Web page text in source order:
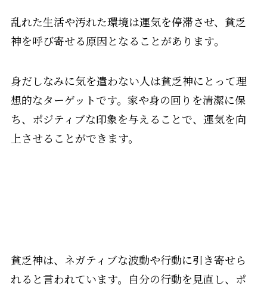
乱れた生活や汚れた環境は運気を停滞させ、貧乏
神を呼び寄せる原因となることがあります。
身だしなみに気を遣わない人は貧乏神にとって理
想的なターゲットです。家や身の回りを清潔に保
ち、ポジティブな印象を与えることで、運気を向
上させることができます。
貧乏神は、ネガティブな波動や行動に引き寄せら
れると言われています。自分の行動を見直し、ポ